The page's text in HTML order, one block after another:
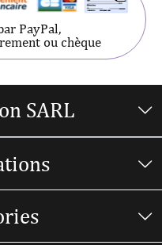
PayPal,
ou chèque
SARL